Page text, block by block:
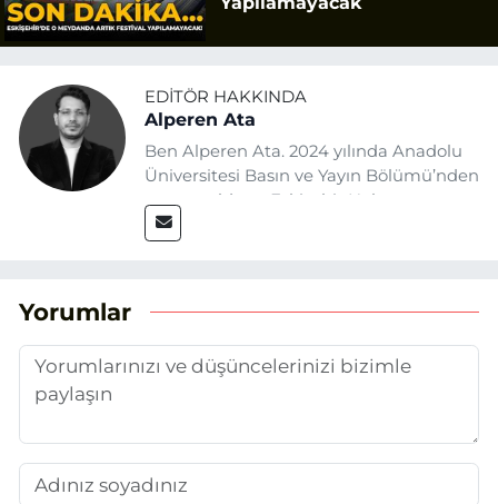
EDITÖR HAKKINDA
Alperen Ata
Ben Alperen Ata. 2024 yılında Anadolu
Üniversitesi Basın ve Yayın Bölümü’nden
mezun oldum. Eskişehir Haber
Ajansı’nda (EHA) muhabir ve editör
Yorumlar